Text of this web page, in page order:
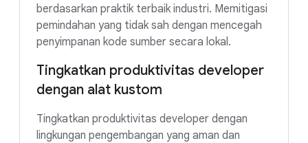
berdasarkan praktik terbaik industri. Memitigasi
pemindahan yang tidak sah dengan mencegah
penyimpanan kode sumber secara lokal.
Tingkatkan produktivitas developer
dengan alat kustom
Tingkatkan produktivitas developer dengan
lingkungan pengembangan yang aman dan